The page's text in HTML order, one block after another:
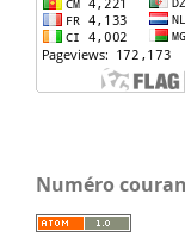
Numéro